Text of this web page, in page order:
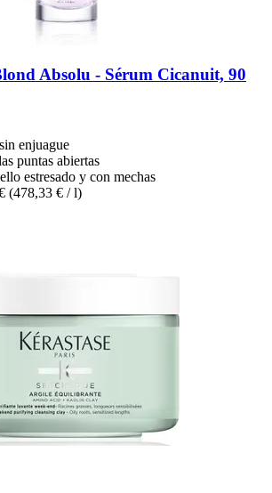
Absolu -​ Sérum Cicanuit, 90
enjuague
puntas abiertas
estresado y con mechas
(478,33 € / l)